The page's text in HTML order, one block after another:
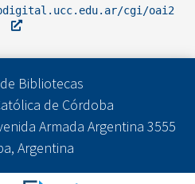
cgi/oai2
Bibliotecas
de Córdoba
Armada Argentina 3555
Argentina